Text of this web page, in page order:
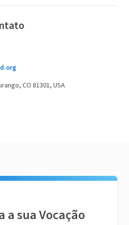
CO 81301, USA
a sua Vocação